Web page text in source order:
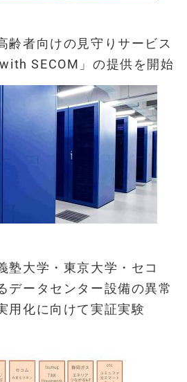
齢者向けの見守りサービス
SECOM」の提供を開始
塾大学・東京大学・セコ
データセンター設備の異常
用化に向けて実証実験